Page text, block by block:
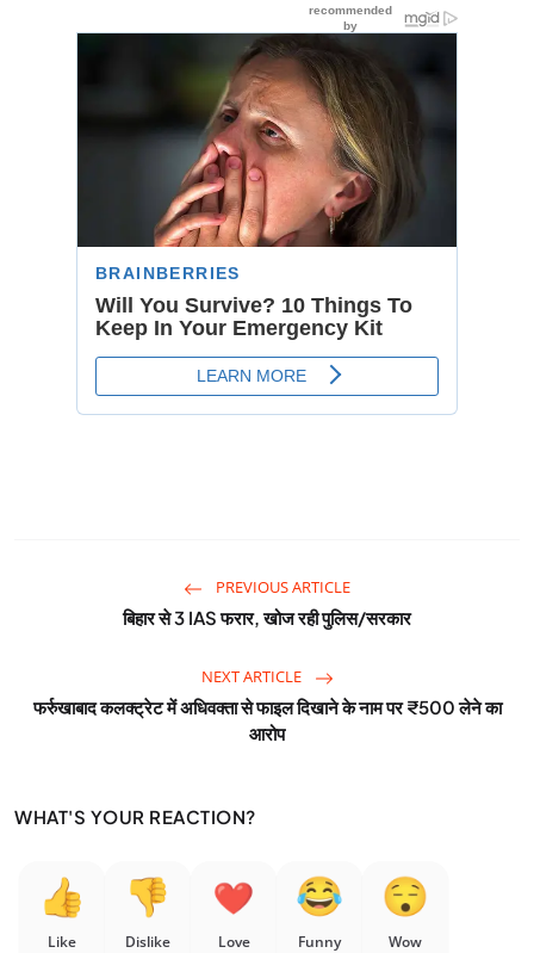
PREVIOUS ARTICLE
बिहार से 3 IAS फरार, खोज रही पुलिस/सरकार
NEXT ARTICLE
फर्रुखाबाद कलक्ट्रेट में अधिवक्ता से फाइल दिखाने के नाम पर ₹500 लेने का
आरोप
WHAT'S YOUR REACTION?
Like Dislike Love Funny Wow